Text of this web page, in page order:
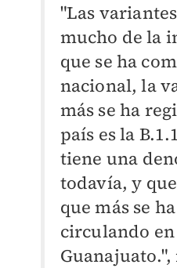
"Las
mucho de la
que se ha
nacional, la
más se ha
país es la
tiene una
todavía, y
que más se
circulando